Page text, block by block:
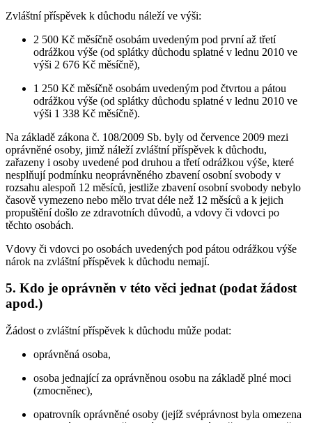
Zvláštní příspěvek k důchodu náleží ve výši:
2 500 Kč měsíčně osobám uvedeným pod první až třetí
odrážkou výše (od splátky důchodu splatné v lednu 2010 ve
výši 2 676 Kč měsíčně),
1 250 Kč měsíčně osobám uvedeným pod čtvrtou a pátou
odrážkou výše (od splátky důchodu splatné v lednu 2010 ve
výši 1 338 Kč měsíčně).
Na základě zákona č. 108/2009 Sb. byly od července 2009 mezi
oprávněné osoby, jimž náleží zvláštní příspěvek k důchodu,
zařazeny i osoby uvedené pod druhou a třetí odrážkou výše, které
nesplňují podmínku neoprávněného zbavení osobní svobody v
rozsahu alespoň 12 měsíců, jestliže zbavení osobní svobody nebylo
časově vymezeno nebo mělo trvat déle než 12 měsíců a k jejich
propuštění došlo ze zdravotních důvodů, a vdovy či vdovci po
těchto osobách.
Vdovy či vdovci po osobách uvedených pod pátou odrážkou výše
nárok na zvláštní příspěvek k důchodu nemají.
5. Kdo je oprávněn v této věci jednat (podat žádost
apod.)
Žádost o zvláštní příspěvek k důchodu může podat:
oprávněná osoba,
osoba jednající za oprávněnou osobu na základě plné moci
(zmocněnec),
opatrovník oprávněné osoby (jejíž svéprávnost byla omezena